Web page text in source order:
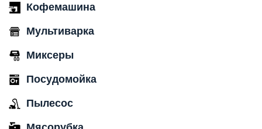
Кофемашина
Мультиварка
Миксеры
Посудомойка
Пылесос